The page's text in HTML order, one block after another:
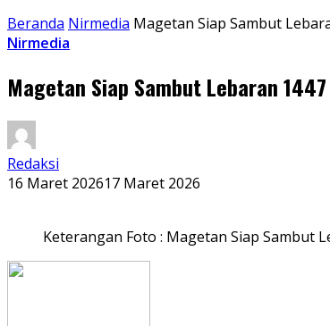
Beranda Nirmedia Magetan Siap Sambut
Nirmedia
Magetan Siap Sambut Lebaran
Redaksi
16 Maret 202617 Maret 2026
Keterangan Foto : Magetan Siap Sambut